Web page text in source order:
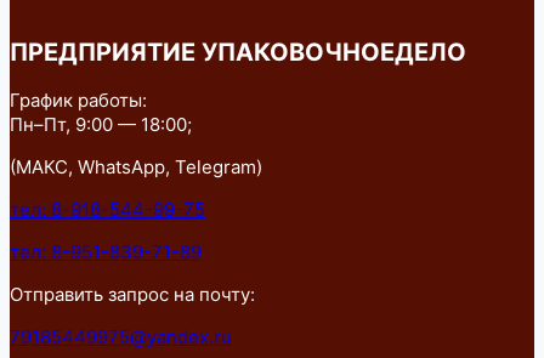
ПРЕДПРИЯТИЕ УПАКОВОЧНОЕДЕЛО
График работы:
Пн–Пт, 9:00 — 18:00;
(МАКС, WhatsApp, Telegram)
тел: 8-918-544-99-75
тел: 8-951-839-71-89
Отправить запрос на почту:
79185449975@yandex.ru